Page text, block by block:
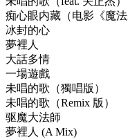
痴心眼内藏（电影《魔法
冰封的心
夢裡人
大話多情
一場遊戲
未唱的歌（獨唱版）
未唱的歌（Remix 版）
驱魔大法師
夢裡人 (A Mix)